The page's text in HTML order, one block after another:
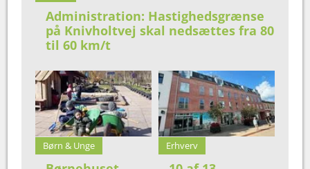
Administration: Hastighedsgrænse
på Knivholtvej skal nedsættes fra 80
til 60 km/t
Børn & Unge Erhverv